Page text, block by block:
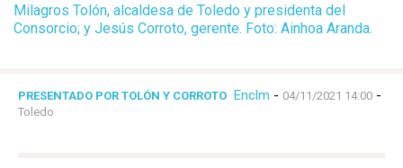
Milagros Tolón, alcaldesa de Toledo y presidenta del
Consorcio; y Jesús Corroto, gerente. Foto: Ainhoa Aranda.
PRESENTADO POR TOLÓN Y CORROTO Enclm - 04/11/2021 14:00 -
Toledo